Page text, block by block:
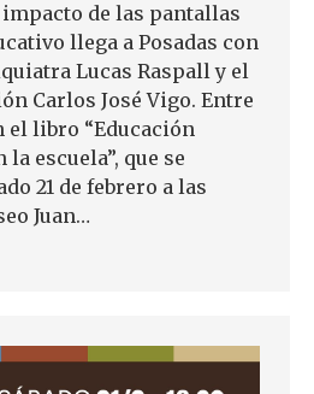
impacto de las pantallas
llega a Posadas con
Lucas Raspall y el
Carlos José Vigo. Entre
el libro “Educación
escuela”, que se
21 de febrero a las
Juan…